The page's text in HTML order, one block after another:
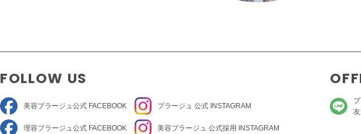
FOLLOW US
美容プラージュ 公式 FACEBOOK
理容プラージュ 公式 FACEBOOK
プラージュ公式 INSTAGRAM
美容プラージュ 公式採用 INSTAGRAM